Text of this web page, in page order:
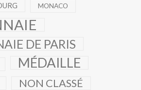
MONACO
DE PARIS
MÉDAILLE
NON CLASSÉ